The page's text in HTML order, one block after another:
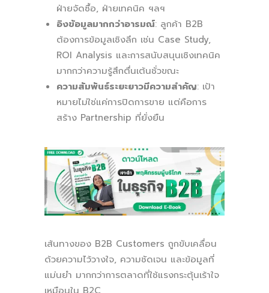
ฝ่ายจัดซื้อ, ฝ่ายเทคนิค ฯลฯ
อิงข้อมูลมากกว่าอารมณ์: ลูกค้า B2B
ต้องการข้อมูลเชิงลึก เช่น Case Study,
ROI Analysis และการสนับสนุนเชิงเทคนิค
มากกว่าความรู้สึกตื่นเต้นชั่วขณะ
ความสัมพันธ์ระยะยาวมีความสำคัญ: เป้า
หมายไม่ใช่แค่การปิดการขาย แต่คือการ
สร้าง Partnership ที่ยั่งยืน
เส้นทางของ B2B Customers ถูกขับเคลื่อน
ด้วยความไว้วางใจ, ความชัดเจน และข้อมูลที่
แม่นยำ มากกว่าการตลาดที่ใช้แรงกระตุ้นเร้าใจ